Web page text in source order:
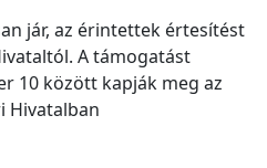
jár, az érintettek értesítést
A támogatást
10 között kapják meg az
Hivatalban